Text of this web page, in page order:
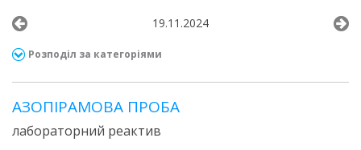
19.11.2024
Розподіл за категоріями
АЗОПІРАМОВА ПРОБА
лабораторний реактив